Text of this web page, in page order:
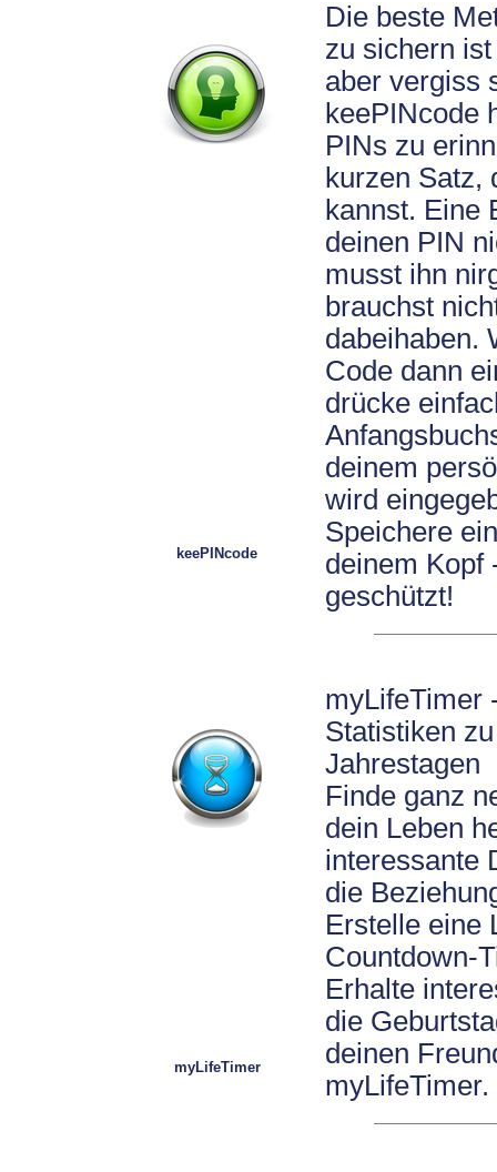
Die beste
zu sichern
aber vergiss
keePINcode
PINs zu
kurzen Satz,
kannst. Eine
deinen PIN
musst ihn
brauchst
dabeihaben.
Code dann
drücke
deinem
wird
Speichere
deinem Kopf
geschützt!
keePINcode
myLifeTimer
Statistiken
Jahrestagen
Finde ganz
dein Leben
interessante
die
Erstelle eine
Countdown-
Erhalte
die
deinen
myLifeTimer.
myLifeTimer